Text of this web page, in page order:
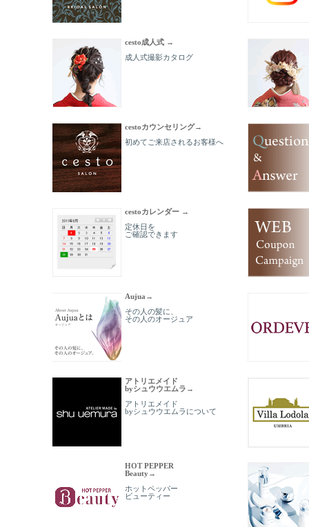
cesto成人式 →
成人式撮影カタログ
cestoカウンセリング→
初めてご来店されるお客様へ
cestoカレンダー →
定休日を
ご確認できます
Aujua→
その人の髪に、
その人のオージュア
アトリエメイド
byシュウウエムラ→
アトリエメイド
byシュウウエムラについて
HOT PEPPER
Beauty→
ホットペッパー
ビューティー